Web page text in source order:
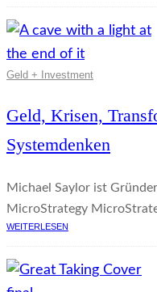
Geld + Investment
Geld, Krisen,
Systemdenken
Michael Saylor ist
MicroStrategy
WEITERLESEN